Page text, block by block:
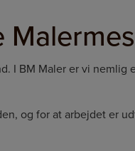
I BM Maler er vi nemlig
og for at arbejdet er